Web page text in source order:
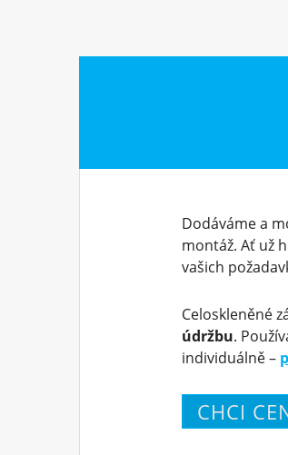
Dodáváme a
montáž. Ať už
vašich
Celoskleněné
údržbu.
individuálně –
CHCI